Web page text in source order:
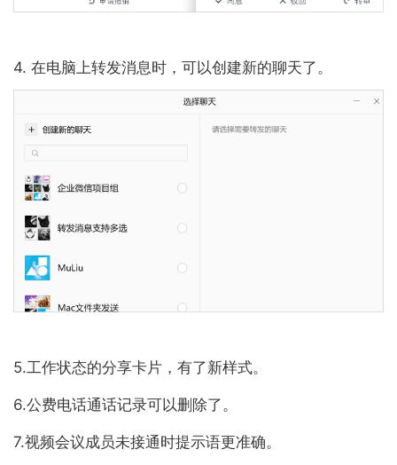
4. 在电脑上转发消息时，可以创建新的聊天了。
5.工作状态的分享卡片，有了新样式。
6.公费电话通话记录可以删除了。
7.视频会议成员未接通时提示语更准确。